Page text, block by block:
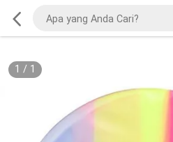
1 / 1